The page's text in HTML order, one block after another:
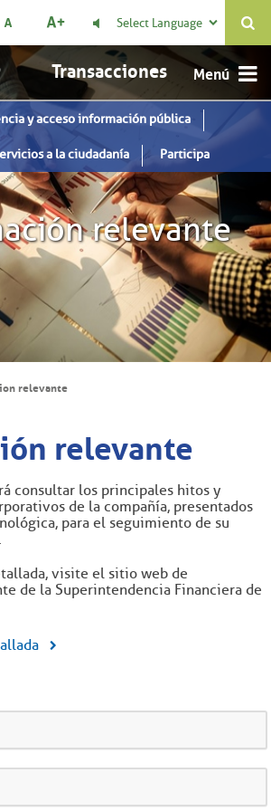
Select Language 
Transacciones
y acceso información pública
a la ciudadanía Participa
relevante
relevante
relevante
consultar los principales hitos y
de la compañía, presentados
para el seguimiento de su
visite el sitio web de
de la Superintendencia Financiera de